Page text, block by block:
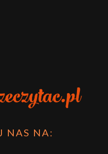
NAS NA: